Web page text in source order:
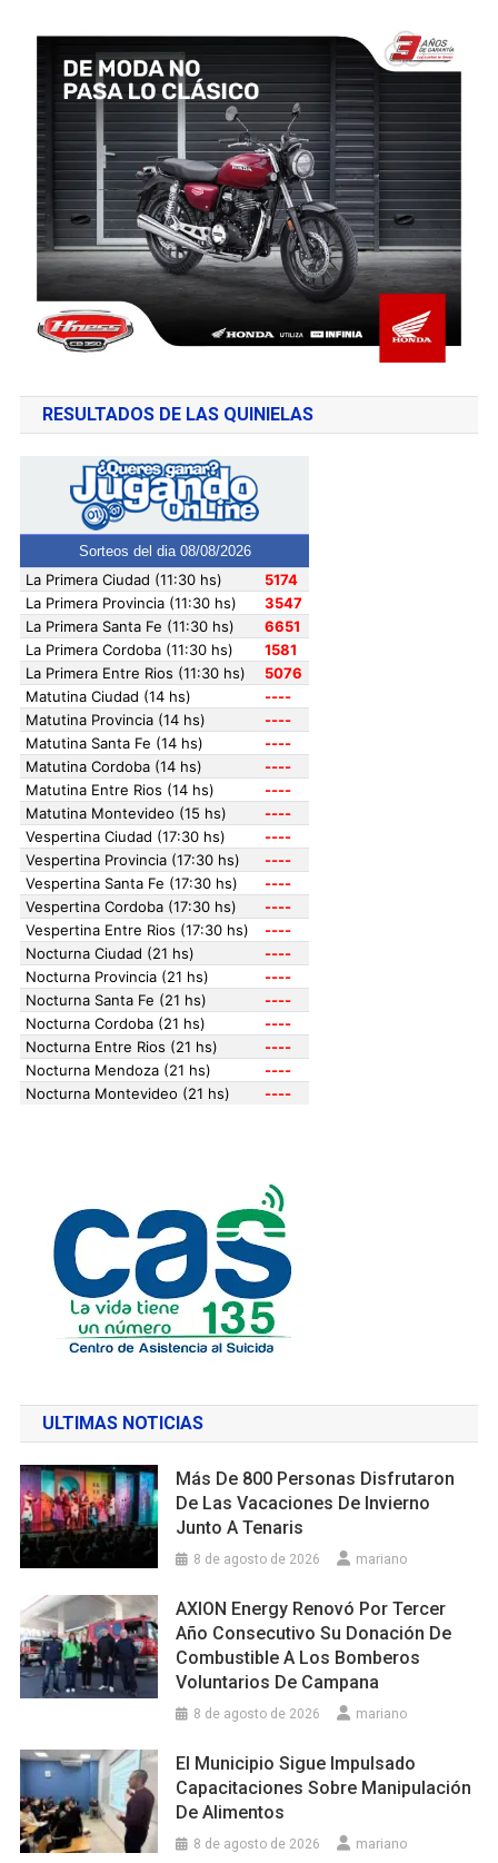
RESULTADOS DE LAS QUINIELAS
ULTIMAS NOTICIAS
Más De 800 Personas Disfrutaron
De Las Vacaciones De Invierno
Junto A Tenaris
8 de agosto de 2026 mariano
AXION Energy Renovó Por Tercer
Año Consecutivo Su Donación De
Combustible A Los Bomberos
Voluntarios De Campana
8 de agosto de 2026 mariano
El Municipio Sigue Impulsado
Capacitaciones Sobre Manipulación
De Alimentos
8 de agosto de 2026 mariano